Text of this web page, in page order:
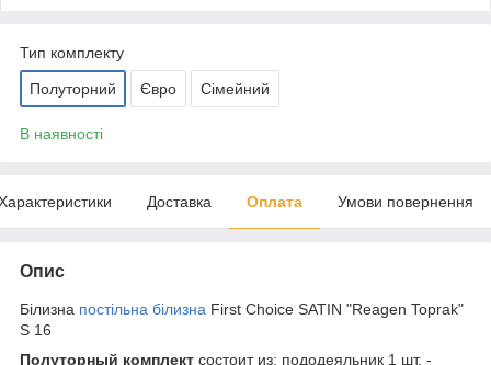
Тип комплекту
Полуторний Євро Сімейний
В наявності
Доставка Оплата Умови повернення
Опис
Білизна постільна білизна First Choice SATIN "Reagen Toprak"
S 16
Полуторный комплект состоит из: пододеяльник 1 шт. -